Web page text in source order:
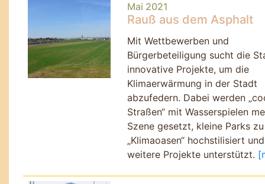
Mai 2021
Rauß aus dem Asphalt
Mit Wettbewerben und
Bürgerbeteiligung sucht die
innovative Projekte, um die
Klimaerwärmung in der Stadt
abzufedern. Dabei werden
Straßen mit Wasserspielen
Szene gesetzt, kleine Parks zu
Klimaoasen hochstilisiert und
weitere Projekte unterstützt.